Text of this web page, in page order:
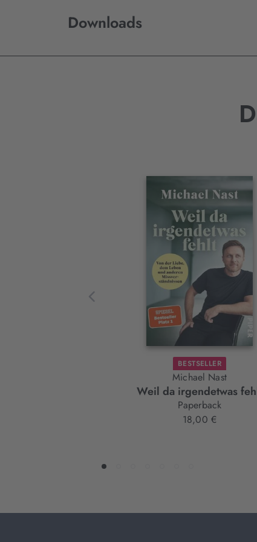
Downloads
Interaktives
Slider-
Element
BESTSELLER
Michael Nast
Weil da irgendetwas
Paperback
18,00 €